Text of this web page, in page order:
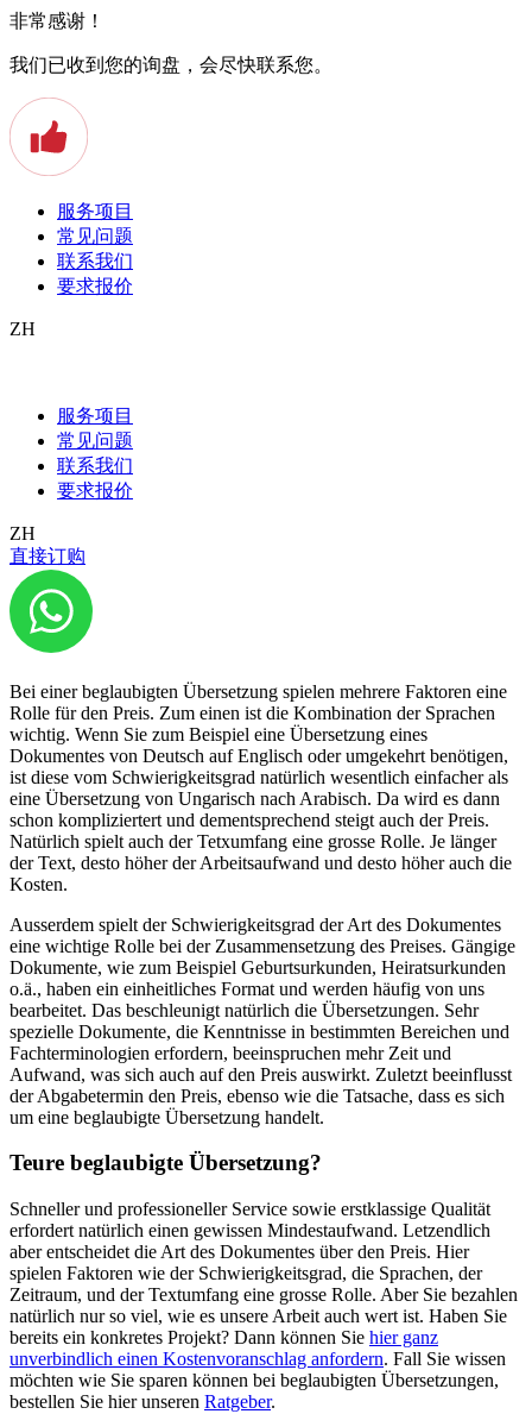
非常感谢！
我们已收到您的询盘，会尽快联系您。
服务项目
常见问题
联系我们
要求报价
ZH
服务项目
常见问题
联系我们
要求报价
ZH
直接订购
Sie benötigen eine beglaubigte Übersetzung, aber haben keinen
Überblick über die anfallenden Kosten? Viele Leute denken, dass
beglaubigte Übersetzungen gleich eine riesige Investition benötigt.
Aber dem ist nicht so. In diesem Blogbeitrag dreht sich alles um den
werden. Und keine Sorge, Sie kommen wahrscheinlich wesentlich
günstiger weg als Sie denken!
Wie setzt sich der Preis einer
beglaubigten Übersetzung zusammen?
Bei einer beglaubigten Übersetzung spielen mehrere Faktoren eine
Rolle für den Preis. Zum einen ist die Kombination der Sprachen
wichtig. Wenn Sie zum Beispiel eine Übersetzung eines
Dokumentes von Deutsch auf Englisch oder umgekehrt benötigen,
ist diese vom Schwierigkeitsgrad natürlich wesentlich einfacher als
eine Übersetzung von Ungarisch nach Arabisch. Da wird es dann
schon kompliziertert und dementsprechend steigt auch der Preis.
Natürlich spielt auch der Tetxumfang eine grosse Rolle. Je länger
der Text, desto höher der Arbeitsaufwand und desto höher auch die
Kosten.
Ausserdem spielt der Schwierigkeitsgrad der Art des Dokumentes
eine wichtige Rolle bei der Zusammensetzung des Preises. Gängige
Dokumente, wie zum Beispiel Geburtsurkunden, Heiratsurkunden
o.ä., haben ein einheitliches Format und werden häufig von uns
bearbeitet. Das beschleunigt natürlich die Übersetzungen. Sehr
spezielle Dokumente, die Kenntnisse in bestimmten Bereichen und
Fachterminologien erfordern, beeinspruchen mehr Zeit und
Aufwand, was sich auch auf den Preis auswirkt. Zuletzt beeinflusst
der Abgabetermin den Preis, ebenso wie die Tatsache, dass es sich
um eine beglaubigte Übersetzung handelt.
Teure beglaubigte Übersetzung?
Schneller und professioneller Service sowie erstklassige Qualität
erfordert natürlich einen gewissen Mindestaufwand. Letzendlich
aber entscheidet die Art des Dokumentes über den Preis. Hier
spielen Faktoren wie der Schwierigkeitsgrad, die Sprachen, der
Zeitraum, und der Textumfang eine grosse Rolle. Aber Sie bezahlen
natürlich nur so viel, wie es unsere Arbeit auch wert ist. Haben Sie
bereits ein konkretes Projekt? Dann können Sie hier ganz
unverbindlich einen Kostenvoranschlag anfordern. Fall Sie wissen
möchten wie Sie sparen können bei beglaubigten Übersetzungen,
bestellen Sie hier unseren Ratgeber.